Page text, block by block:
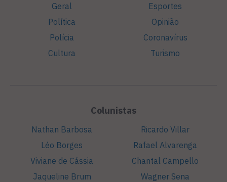
Geral
Política
Polícia
Cultura
Esportes
Opinião
Coronavírus
Turismo
Colunistas
Nathan Barbosa
Léo Borges
Viviane de Cássia
Jaqueline Brum
Ricardo Villar
Rafael Alvarenga
Chantal Campello
Wagner Sena